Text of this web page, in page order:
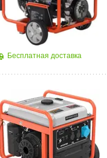
Бесплатная доставка